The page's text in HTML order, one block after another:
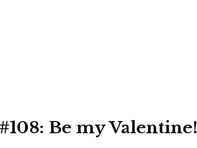
Be my Valentine!